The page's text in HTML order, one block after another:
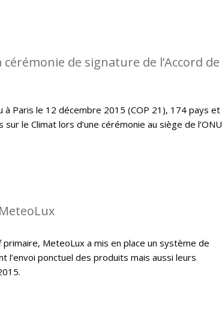
de signature de l’Accord de
à Paris le 12 décembre 2015 (COP 21), 174 pays et
le Climat lors d’une cérémonie au siège de l’ONU
MeteoLux a mis en place un système de
ponctuel des produits mais aussi leurs